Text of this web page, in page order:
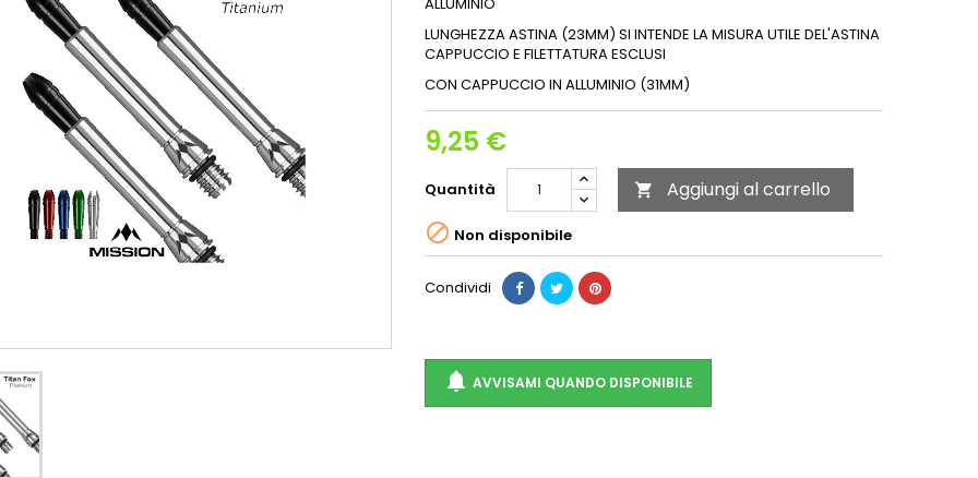
LUNGHEZZA ASTINA (23MM) SI INTENDE LA MISURA UTILE DEL'ASTINA
CAPPUCCIO E FILETTATURA ESCLUSI
CON CAPPUCCIO IN ALLUMINIO (31MM)
9,25 €
Quantità  Aggiungi al carrello
 Non disponibile
Condividi
 AVVISAMI QUANDO DISPONIBILE